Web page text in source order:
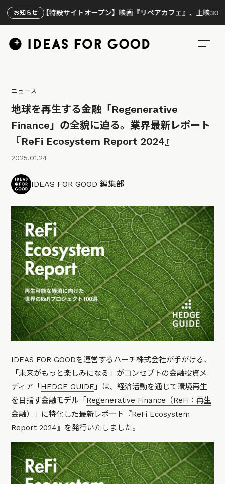
お知らせ
【特設サイトオープン】映画『リペアカフェ』、上映300回の先で
ニュース
地球を再生する金融「Regenerative
Finance」の全貌に迫る。業界最新レポート
『ReFi Ecosystem Report 2024』
2025.01.24
IDEAS FOR GOOD 編集部
IDEAS FOR GOODを運営するハーチ株式会社が手がける、
「未来がもっと楽しみになる」がコンセプトの金融投資メ
ディア「 HEDGE GUIDE 」は、経済活動を通じて環境再生
を目指す金融モデル「 Regenerative Finance（ReFi：再生
金融）
」に特化した最新レポート『ReFi Ecosystem
Report 2024』を発行いたしました。